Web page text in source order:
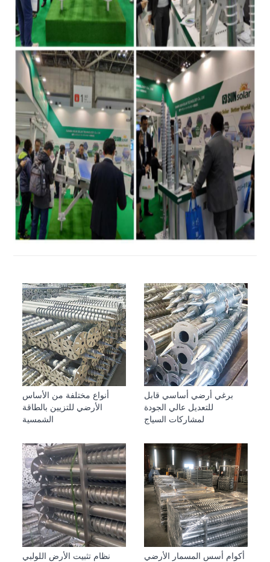
أنواع مختلفة من الأساس
الأرضي للتزيين بالطاقة
الشمسية
برغي أرضي أساسي قابل
للتعديل عالي الجودة
لمشاركات السياج
نظام تثبيت الأرض اللولبي
أكوام أسس المسمار الأرضي